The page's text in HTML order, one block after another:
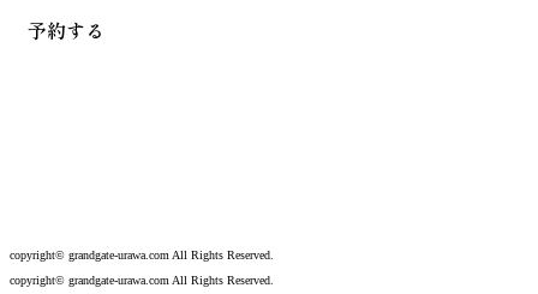
予約する
copyright©︎ grandgate-urawa.com All Rights Reserved.
copyright©︎ grandgate-urawa.com All Rights Reserved.